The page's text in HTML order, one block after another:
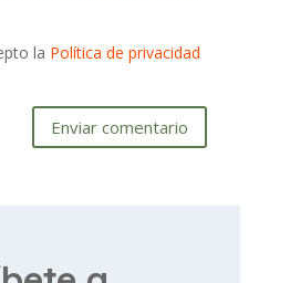
la Política de privacidad
Enviar comentario